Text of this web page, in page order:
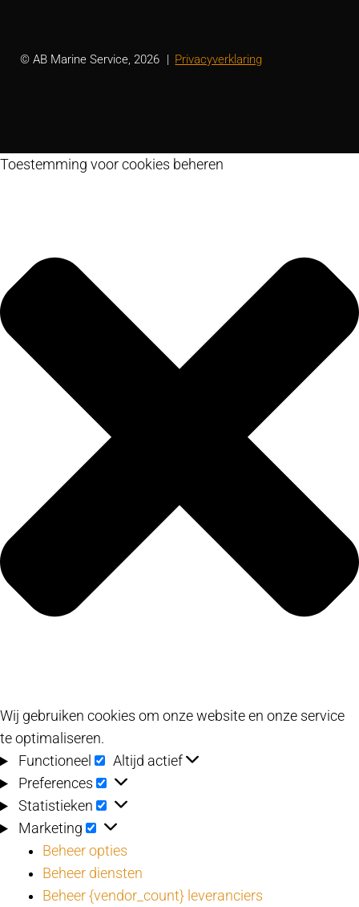
© AB Marine Service, 2026 Privacyverklaring
Toestemming voor cookies beheren
Wij gebruiken cookies om onze website en onze service
te optimaliseren.
Functioneel
Functioneel
Altijd actief
Preferences
Preferences
Statistieken Statistieken
Marketing Marketing
Beheer opties
Beheer diensten
Beheer {vendor_count} leveranciers